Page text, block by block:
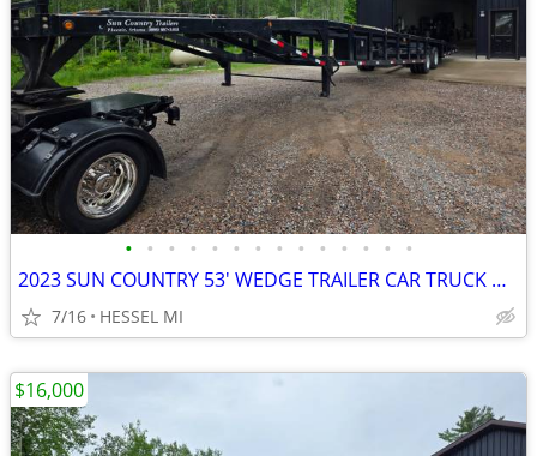
• • • • • • • • • • • • • •
2023 SUN COUNTRY 53' WEDGE TRAILER CAR TRUCK HOTSHOT HAULER
7/16 HESSEL MI
$16,000